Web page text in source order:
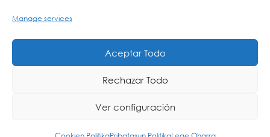
Manage services
Aceptar Todo
Rechazar Todo
Ver configuración
Lege Oharra-Postontzi Etikoa
Diseinua: La Consulta Creativa